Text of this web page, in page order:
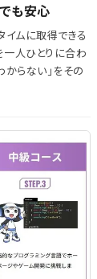
も安心
イムに取得できる
人ひとりに合わ
らない」をその